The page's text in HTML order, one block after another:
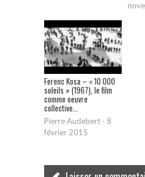
Ferenc Kosa – « 10 000
soleils » (1967), le film
comme oeuvre
collective...
Pierre Audebert - 8
février 2015